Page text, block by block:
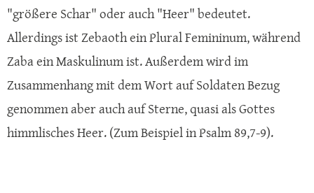
"größere Schar" oder auch "Heer" bedeutet.
Allerdings ist Zebaoth ein Plural Femininum, während
Zaba ein Maskulinum ist. Außerdem wird im
Zusammenhang mit dem Wort auf Soldaten Bezug
genommen aber auch auf Sterne, quasi als Gottes
himmlisches Heer. (Zum Beispiel in Psalm 89,7-9).